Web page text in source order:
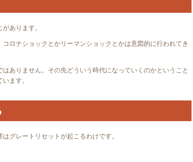
あります。
ロナショックとかリーマンショックとかは意図的に行われてき
ありません。その先どういう時代になっていくのかということ
ます。
グレートリセットが起こるわけです。